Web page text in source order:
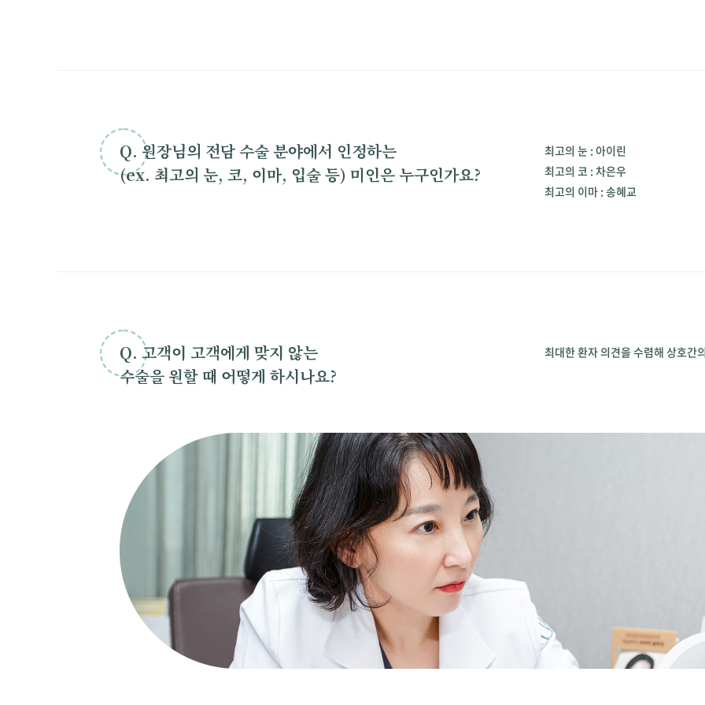
Q. 원장님의 전담 수술 분야에서 인정하는
(ex. 최고의 눈, 코, 이마, 입술 등) 미인은 누구인가요?
최고의 눈 : 아이린
최고의 코 : 차은우
최고의 이마 : 송혜교
Q. 고객이 고객에게 맞지 않는
수술을 원할 때 어떻게 하시나요?
최대한 환자 의견을 수렴해 상호간